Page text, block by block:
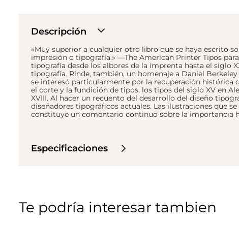
Descripción
«Muy superior a cualquier otro libro que se haya escrito
impresión o tipografía.» —The American Printer Tipos
tipografía desde los albores de la imprenta hasta el siglo
tipografía. Rinde, también, un homenaje a Daniel
se interesó particularmente por la recuperación histórica
el corte y la fundición de tipos, los tipos del siglo XV en
XVIII. Al hacer un recuento del desarrollo del diseño
diseñadores tipográficos actuales. Las ilustraciones que
constituye un comentario continuo sobre la importancia
Especificaciones
Te podría interesar tambien